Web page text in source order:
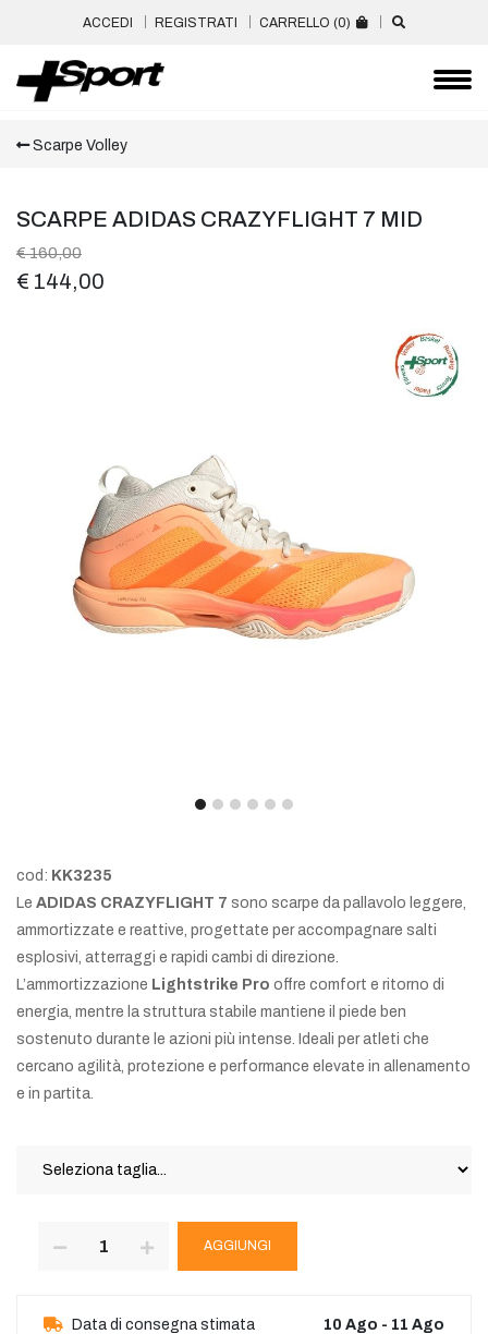
ACCEDI REGISTRATI CARRELLO (0)
Scarpe Volley
SCARPE ADIDAS CRAZYFLIGHT 7 MID
€ 160,00
€ 144,00
cod: KK3235
Le ADIDAS CRAZYFLIGHT 7 sono scarpe da pallavolo leggere,
ammortizzate e reattive, progettate per accompagnare salti
esplosivi, atterraggi e rapidi cambi di direzione.
L’ammortizzazione Lightstrike Pro offre comfort e ritorno di
energia, mentre la struttura stabile mantiene il piede ben
sostenuto durante le azioni più intense. Ideali per atleti che
cercano agilità, protezione e performance elevate in allenamento
e in partita.
AGGIUNGI
Data di consegna stimata 10 Ago - 11 Ago